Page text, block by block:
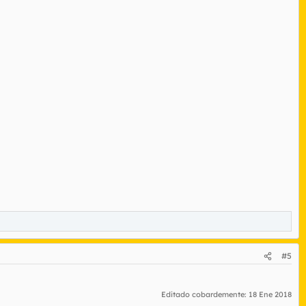
#5
Editado cobardemente: 18 Ene 2018